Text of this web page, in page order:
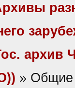
архив
» Общие